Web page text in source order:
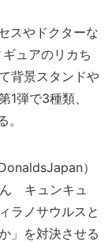
スやドクターな
ュアのリカち
背景スタンドや
1弾で3種類、
）
ん キュンキュ
ラノサウルスと
」を対決させる